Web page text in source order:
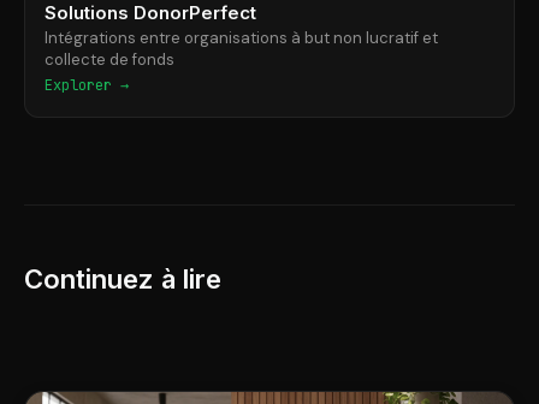
Solutions DonorPerfect
Intégrations entre organisations à but non lucratif et
collecte de fonds
Explorer →
Continuez à lire